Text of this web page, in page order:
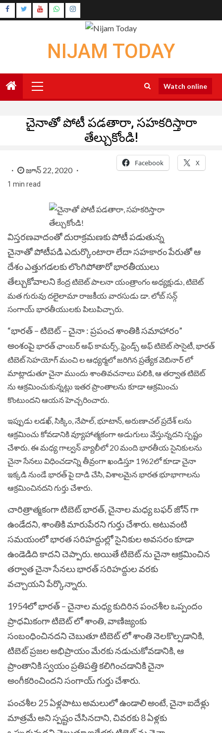
Skip
to
Instagram
NIJAM TODAY
Menu
Watch online
చైనాతో పోటీ పడతారా, సహకరిస్తారా
తేల్చుకోండి!
జూన్ 22, 2020
1 min read
Facebook X
విస్తరణవాదంతో దురాక్రమణకు పోటీ పడుతున్న
చైనాతో పోటీపడి ఎదుర్కొంటారా లేదా సహకారం పేరుతో ఆ
దేశం ఎత్తుగడలకు లొంగిపోతారో భారతీయులు
తేల్చుకోవాలని కేంద్ర టిబెట్ పాలనా యంత్రాంగం అధ్యక్షుడు, టిబెట్
మత గురువు దలైలామా రాజకీయ వారసుడు డా. లోబ్ సన్గ్
సంగాయ్ భారతీయులకు పిలుపిచ్చారు.
“భారత్ – టిబెట్ – చైనా : ప్రపంచ శాంతికి సమాహారం”
అంశంపైభారత్ ఛాంబర్ అఫ్ కామర్స్, ఫ్రెండ్స్ అఫ్ టిబెట్ సొసైటీ, భారత్
టిబెట్ సెహయోగ్ మంచి ల ఆధ్యర్మలో జరిగిన ప్రత్యేక వెబినార్ లో
మాట్లాడుతూ చైనా ముందు శాంతివచనాలు పలికి, ఆ తర్వాత టిబెట్
ను ఆక్రమించుకున్నట్లు ఇతర ప్రాంతాలను కూడా ఆక్రమించు
కొంటుందని ఆయన హెచ్చరించారు.
ఇప్పుడు లడఖ్, సిక్కిం, నేపాల్, భూటాన్, అరుణాచల్ ప్రదేశ్ లను
ఆక్రమించు కోవడానికి వ్యూహాత్మకంగా అడుగులు వేస్తున్నదని స్పష్టం
చేశారు. ఈ మధ్య గాల్వన్ వ్యాలీలో 20 మంది భారతీయ సైనికులను
చైనా సేనలు విధించడాన్ని తీవ్రంగా ఖండిస్తూ 1962లో కూడా చైనా
ఇక్కడి నుండే భారత్ పై దాడి చేసి, విశాలమైన భారత భూభాగాలను
ఆక్రమించినదని గుర్తు చేశారు.
చారిత్రాత్మకంగా టిబెట్ భారత్, చైనాల మధ్య బఫర్ జోన్ గా
ఉండేదని, శాంతికి మారుపేరని గుర్తు చేశారు. అటువంటి
సమయంలో భారత సరిహద్దుల్లో సైనికుల అవసరం కూడా
ఉండెడిది కాదని చెప్పారు. అయితే టిబెట్ ను చైనా ఆక్రమించిన
తర్వాత చైనా సేనలు భారత్ సరిహద్దుల వరకు
వచ్చాయని పేర్కొన్నారు.
1954లో భారత్ – చైనాల మధ్య కుదిరిన పంచశీల ఒప్పందం
ప్రాధమికంగా టిబెట్ లో శాంతి, వాణిజ్యంకు
సంబంధించినదని చెబుతూ టిబెట్ లో శాంతి నెలకొల్పడానికి,
టిబెట్ ప్రజల అభిప్రాయం మేరకు నడుచుకోవడానికి, ఆ
ప్రాంతానికి స్వయం ప్రతిపత్తి కలిగించడానికి చైనా
అంగీకరించిందని సంగాయ్ గుర్తు చేశారు.
పంచశీల 25 ఏళ్లపాటు అమలులో ఉండాలి అంటే, చైనా ఐదేళ్లు
మాత్రమే అని స్పష్టం చేసినదాని, చివరకు 8 ఏళ్లకు